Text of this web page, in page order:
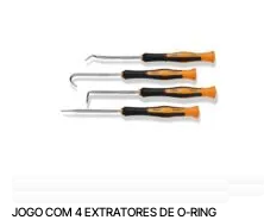
JOGO COM 4 EXTRATORES DE O-RING